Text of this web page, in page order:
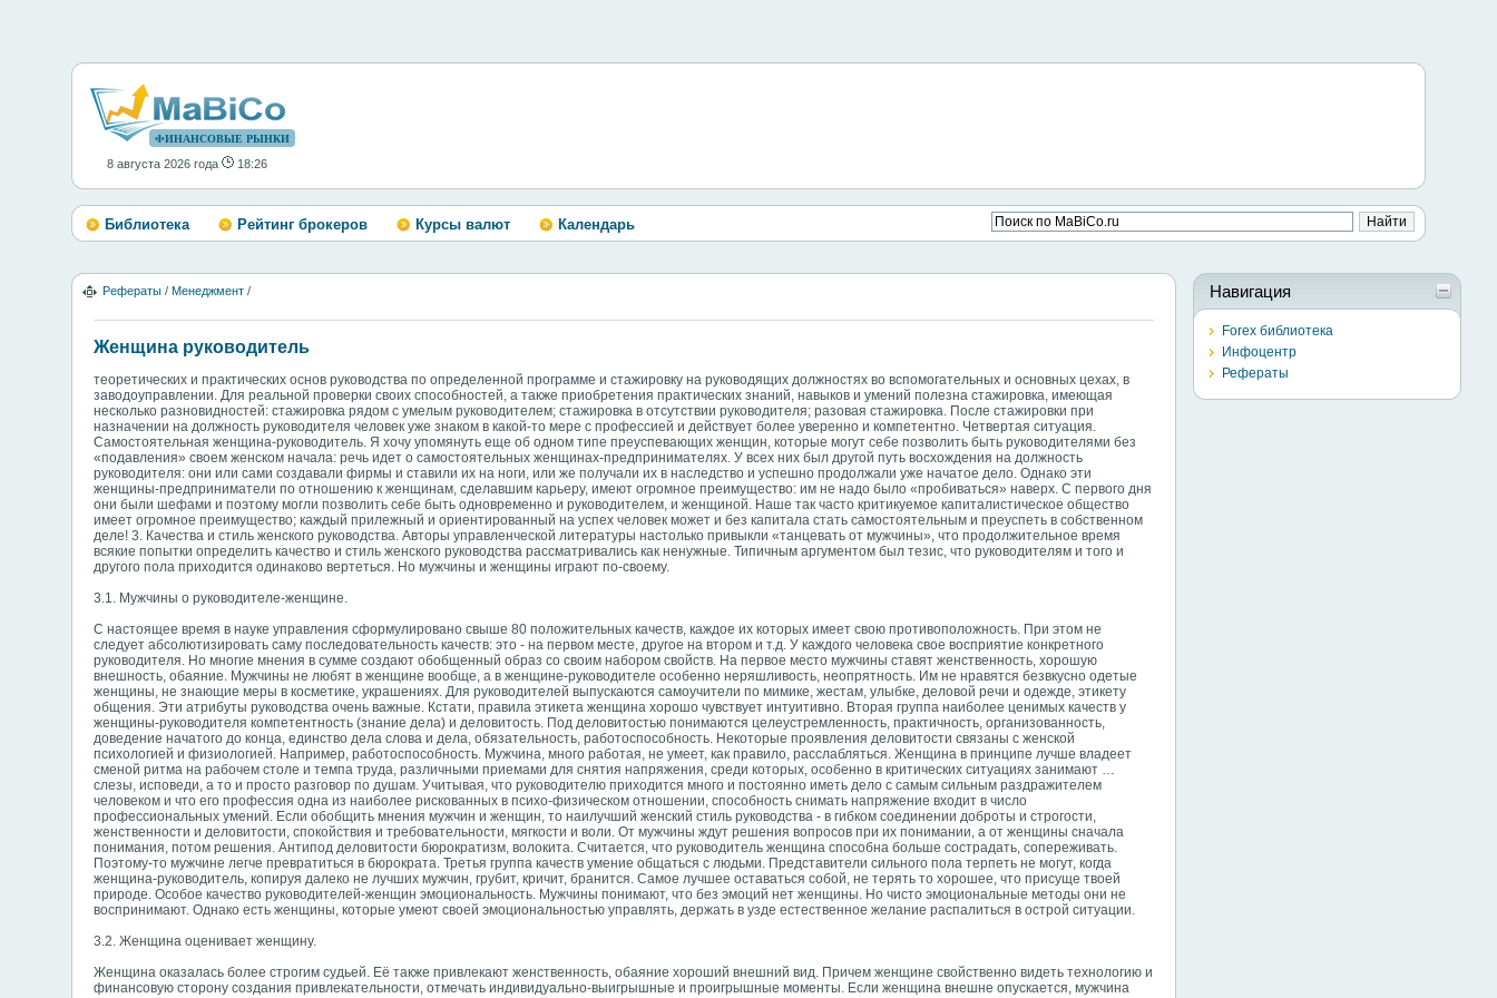
ФИНАНСОВЫЕ РЫНКИ
8 августа 2026 года 18:26
Библиотека Рейтинг брокеров Курсы валют Календарь
Рефераты / Менеджмент /
Женщина руководитель
теоретических и практических основ руководства по определенной программе и стажировку на руководящих должностях во вспомогательных и основных цехах, в
заводоуправлении. Для реальной проверки своих способностей, а также приобретения практических знаний, навыков и умений полезна стажировка, имеющая
несколько разновидностей: стажировка рядом с умелым руководителем; стажировка в отсутствии руководителя; разовая стажировка. После стажировки при
назначении на должность руководителя человек уже знаком в какой-то мере с профессией и действует более уверенно и компетентно. Четвертая ситуация.
Самостоятельная женщина-руководитель. Я хочу упомянуть еще об одном типе преуспевающих женщин, которые могут себе позволить быть руководителями без
«подавления» своем женском начала: речь идет о самостоятельных женщинах-предпринимателях. У всех них был другой путь восхождения на должность
руководителя: они или сами создавали фирмы и ставили их на ноги, или же получали их в наследство и успешно продолжали уже начатое дело. Однако эти
женщины-предприниматели по отношению к женщинам, сделавшим карьеру, имеют огромное преимущество: им не надо было «пробиваться» наверх. С первого дня
они были шефами и поэтому могли позволить себе быть одновременно и руководителем, и женщиной. Наше так часто критикуемое капиталистическое общество
имеет огромное преимущество; каждый прилежный и ориентированный на успех человек может и без капитала стать самостоятельным и преуспеть в собственном
деле! 3. Качества и стиль женского руководства. Авторы управленческой литературы настолько привыкли «танцевать от мужчины», что продолжительное время
всякие попытки определить качество и стиль женского руководства рассматривались как ненужные. Типичным аргументом был тезис, что руководителям и того и
другого пола приходится одинаково вертеться. Но мужчины и женщины играют по-своему.
3.1. Мужчины о руководителе-женщине.
С настоящее время в науке управления сформулировано свыше 80 положительных качеств, каждое их которых имеет свою противоположность. При этом не
следует абсолютизировать саму последовательность качеств: это - на первом месте, другое на втором и т.д. У каждого человека свое восприятие конкретного
руководителя. Но многие мнения в сумме создают обобщенный образ со своим набором свойств. На первое место мужчины ставят женственность, хорошую
внешность, обаяние. Мужчины не любят в женщине вообще, а в женщине-руководителе особенно неряшливость, неопрятность. Им не нравятся безвкусно одетые
женщины, не знающие меры в косметике, украшениях. Для руководителей выпускаются самоучители по мимике, жестам, улыбке, деловой речи и одежде, этикету
общения. Эти атрибуты руководства очень важные. Кстати, правила этикета женщина хорошо чувствует интуитивно. Вторая группа наиболее ценимых качеств у
женщины-руководителя компетентность (знание дела) и деловитость. Под деловитостью понимаются целеустремленность, практичность, организованность,
доведение начатого до конца, единство дела слова и дела, обязательность, работоспособность. Некоторые проявления деловитости связаны с женской
психологией и физиологией. Например, работоспособность. Мужчина, много работая, не умеет, как правило, расслабляться. Женщина в принципе лучше владеет
сменой ритма на рабочем столе и темпа труда, различными приемами для снятия напряжения, среди которых, особенно в критических ситуациях занимают …
слезы, исповеди, а то и просто разговор по душам. Учитывая, что руководителю приходится много и постоянно иметь дело с самым сильным раздражителем
человеком и что его профессия одна из наиболее рискованных в психо-физическом отношении, способность снимать напряжение входит в число
профессиональных умений. Если обобщить мнения мужчин и женщин, то наилучший женский стиль руководства - в гибком соединении доброты и строгости,
женственности и деловитости, спокойствия и требовательности, мягкости и воли. От мужчины ждут решения вопросов при их понимании, а от женщины сначала
понимания, потом решения. Антипод деловитости бюрократизм, волокита. Считается, что руководитель женщина способна больше сострадать, сопереживать.
Поэтому-то мужчине легче превратиться в бюрократа. Третья группа качеств умение общаться с людьми. Представители сильного пола терпеть не могут, когда
женщина-руководитель, копируя далеко не лучших мужчин, грубит, кричит, бранится. Самое лучшее оставаться собой, не терять то хорошее, что присуще твоей
природе. Особое качество руководителей-женщин эмоциональность. Мужчины понимают, что без эмоций нет женщины. Но чисто эмоциональные методы они не
воспринимают. Однако есть женщины, которые умеют своей эмоциональностью управлять, держать в узде естественное желание распалиться в острой ситуации.
3.2. Женщина оценивает женщину.
Женщина оказалась более строгим судьей. Её также привлекают женственность, обаяние хороший внешний вид. Причем женщине свойственно видеть технологию и
финансовую сторону создания привлекательности, отмечать индивидуально-выигрышные и проигрышные моменты. Если женщина внешне опускается, мужчина
Навигация
Forex библиотека
Инфоцентр
Рефераты